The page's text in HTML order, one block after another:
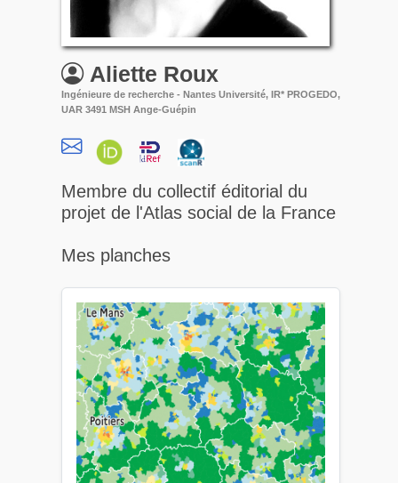
Aliette Roux
Ingénieure de recherche - Nantes Université, IR* PROGEDO,
UAR 3491 MSH Ange-Guépin
Membre du collectif éditorial du
projet de l'Atlas social de la France
Mes planches